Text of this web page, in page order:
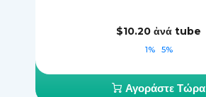
$10.20 ἀνά tube
1% 5%
Αγοράστε Τώρα